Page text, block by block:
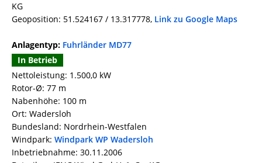
KG
Geoposition: 51.524167 / 13.317778, Link zu Google Maps
Anlagentyp: Fuhrländer MD77
In Betrieb
Nettoleistung: 1.500,0 kW
Rotor-Ø: 77 m
Nabenhöhe: 100 m
Ort: Wadersloh
Bundesland: Nordrhein-Westfalen
Windpark: Windpark WP Wadersloh
Inbetriebnahme: 30.11.2006